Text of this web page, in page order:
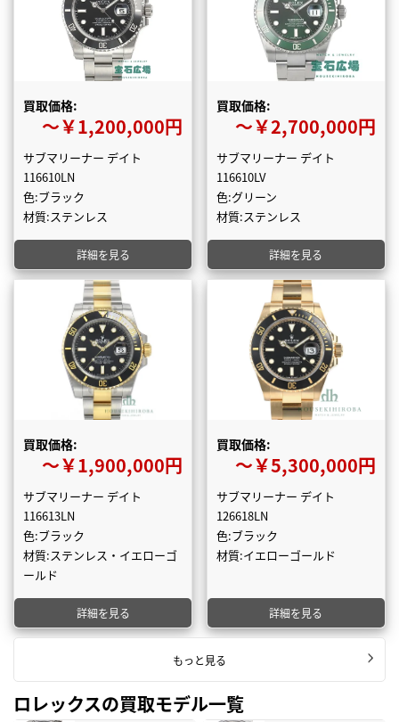
買取価格:
〜￥1,200,000円
サブマリーナー デイト
116610LN
色:ブラック
材質:ステンレス
詳細を見る
買取価格:
〜￥2,700,000円
サブマリーナー デイト
116610LV
色:グリーン
材質:ステンレス
詳細を見る
買取価格:
〜￥1,900,000円
サブマリーナー デイト
116613LN
色:ブラック
材質:ステンレス・イエローゴ
ールド
詳細を見る
買取価格:
〜￥5,300,000円
サブマリーナー デイト
126618LN
色:ブラック
材質:イエローゴールド
詳細を見る
もっと見る
ロレックスの買取モデル一覧